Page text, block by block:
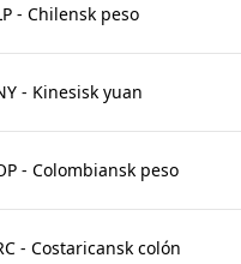
- Chilensk peso
- Kinesisk yuan
- Colombiansk peso
- Costaricansk colón